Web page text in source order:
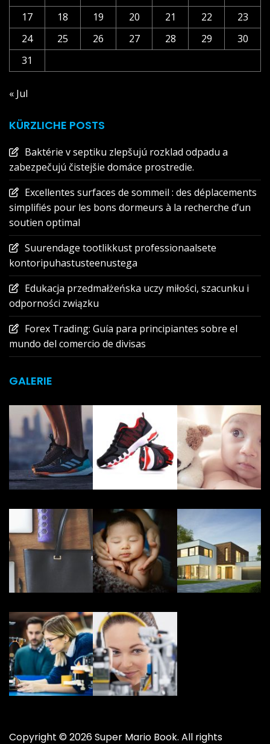
17
18 19 20 21 22
23
24
25 26 27 28 29
30
31
« Jul
KÜRZLICHE POSTS
Baktérie v septiku zlepšujú rozklad odpadu a
zabezpečujú čistejšie domáce prostredie.
Excellentes surfaces de sommeil : des déplacements
simplifiés pour les bons dormeurs à la recherche d’un
soutien optimal
Suurendage tootlikkust professionaalsete
kontoripuhastusteenustega
Edukacja przedmałżeńska uczy miłości, szacunku i
odporności związku
Forex Trading: Guía para principiantes sobre el
mundo del comercio de divisas
GALERIE
Copyright © 2026 Super Mario Book. All rights